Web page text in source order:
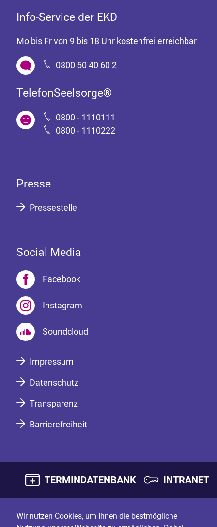
Info-Service der EKD
Mo bis Fr von 9 bis 18 Uhr kostenfrei erreichbar
0800 50 40 60 2
TelefonSeelsorge®
0800 - 1110111
0800 - 1110222
Presse
Pressestelle
Social Media
Facebook
Instagram
Soundcloud
Impressum
Datenschutz
Transparenz
Barrierefreiheit
TERMINDATENBANK INTRANET
Wir nutzen Cookies, um Ihnen die bestmögliche